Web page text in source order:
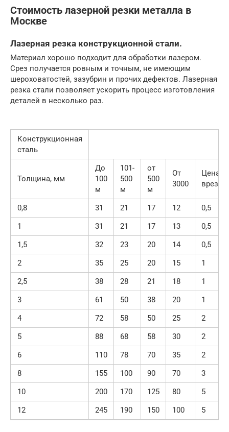
Стоимость лазерной резки металла в
Москве
Лазерная резка конструкционной стали.
Материал хорошо подходит для обработки лазером.
Срез получается ровным и точным, не имеющим
шероховатостей, зазубрин и прочих дефектов. Лазерная
резка стали позволяет ускорить процесс изготовления
деталей в несколько раз.
Конструкционная
сталь
Толщина, мм
До
100
м
101-
500
м
от
500
м
От
3000
Цена
врезки
0,8 31 21 17 12
0,5
1
31 21 17 13
0,5
1,5
32 23 20 14
0,5
2
35 25 20 15
1
2,5
38 28 21 18
1
3
61 50 38 20
1
4
72 58 50 25
2
5
88 68 58 30
2
6
110 78 70 35
2
8
155 100 90 70
3
10
200 170 125 80
5
12
245 190 150 100 5